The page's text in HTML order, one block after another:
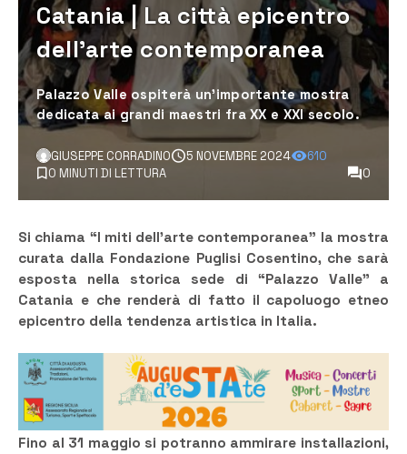
Catania | La città epicentro
dell’arte contemporanea
Palazzo Valle ospiterà un’importante mostra
dedicata ai grandi maestri fra XX e XXI secolo.
GIUSEPPE CORRADINO 5 NOVEMBRE 2024
610
0 MINUTI DI LETTURA
0
Si chiama “I miti dell’arte contemporanea” la mostra
curata dalla Fondazione Puglisi Cosentino, che sarà
esposta nella storica sede di “Palazzo Valle” a
Catania e che renderà di fatto il capoluogo etneo
epicentro della tendenza artistica in Italia.
Fino al 31 maggio si potranno ammirare installazioni,